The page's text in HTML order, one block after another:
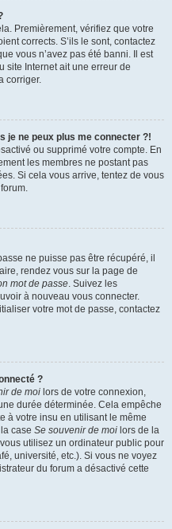
Premièrement, vérifiez que votre
corrects. S’ils le sont, contactez
vous n’avez pas été banni. Il est
site Internet ait une erreur de
corriger.
je ne peux plus me connecter ?!
ou supprimé votre compte. En
les membres ne postant pas
Si cela vous arrive, tentez de vous
ne puisse pas être récupéré, il
rendez vous sur la page de
mot de passe. Suivez les
à nouveau vous connecter.
votre mot de passe, contactez
?
de moi lors de votre connexion,
durée déterminée. Cela empêche
à votre insu en utilisant le même
case Se souvenir de moi lors de la
utilisez un ordinateur public pour
université, etc.). Si vous ne voyez
du forum a désactivé cette